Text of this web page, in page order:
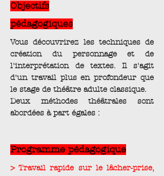
Objectifs
pédagogiques
Vous découvrirez les techniques de
création du personnage et de
l'interprétation de textes. Il s'agit
d'un travail plus en profondeur que
le stage de théâtre adulte classique.
Deux méthodes théâtrales sont
abordées à part égales :
Programme pédagogique
> Travail rapide sur le lâcher-prise,